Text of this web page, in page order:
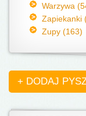
Warzywa
Zapiekanki
Zupy (163)
+ DODAJ